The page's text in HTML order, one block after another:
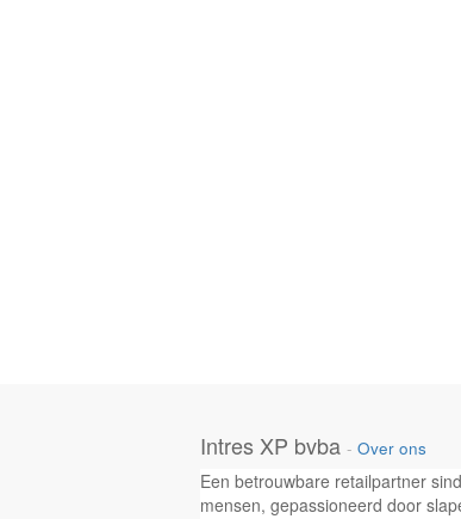
Intres XP bvba - Over ons
Een betrouwbare retailpartner
mensen, gepassioneerd door